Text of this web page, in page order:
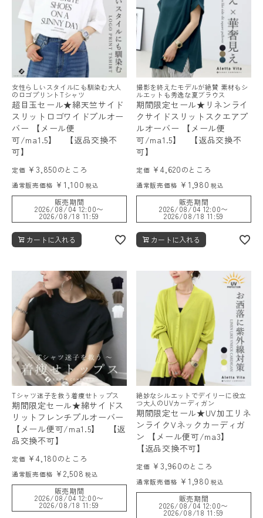
女性らしいスタイルにも馴染む大人
のロゴプリントTシャツ
超目玉セール★綿天竺サイド
スリットロゴワイドプルオー
バー 【メール便
可/ma1.5】 【返品交換不
可】
定価 ¥3,850のところ
通常販売価格 ¥ 1,100 税込
販売期間
2026/08/04 12:00〜
2026/08/18 11:59
カートに入れる
撮影を終えたモデルが絶賛 素材もシ
ルエットも秀逸な夏ブラウス
期間限定セール★リネンライ
クサイドスリットスクエアプ
ルオーバー 【メール便
可/ma1.5】 【返品交換不
可】
定価 ¥4,620のところ
通常販売価格 ¥ 1,980 税込
販売期間
2026/08/04 12:00〜
2026/08/18 11:59
カートに入れる
Tシャツ迷子を救う着痩せトップス
期間限定セール★綿サイドス
リットフレンチプルオーバー
【メール便可/ma1.5】 【返
品交換不可】
定価 ¥4,180のところ
通常販売価格 ¥ 2,508 税込
販売期間
2026/08/04 12:00〜
2026/08/18 11:59
絶妙なシルエットでデイリーに役立
つ大人のUVカーディガン
期間限定セール★UV加工リネ
ンライクVネックカーディガ
ン 【メール便可/ma3】
【返品交換不可】
定価 ¥3,960のところ
通常販売価格 ¥ 1,980 税込
販売期間
2026/08/04 12:00〜
2026/08/18 11:59